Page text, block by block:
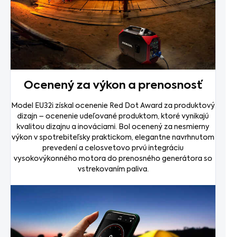
Ocenený za výkon a prenosnosť
Model EU32i získal ocenenie Red Dot Award za produktový
dizajn – ocenenie udeľované produktom, ktoré vynikajú
kvalitou dizajnu a inováciami. Bol ocenený za nesmierny
výkon v spotrebiteľsky praktickom, elegantne navrhnutom
prevedení a celosvetovo prvú integráciu
vysokovýkonného motora do prenosného generátora so
vstrekovaním paliva.